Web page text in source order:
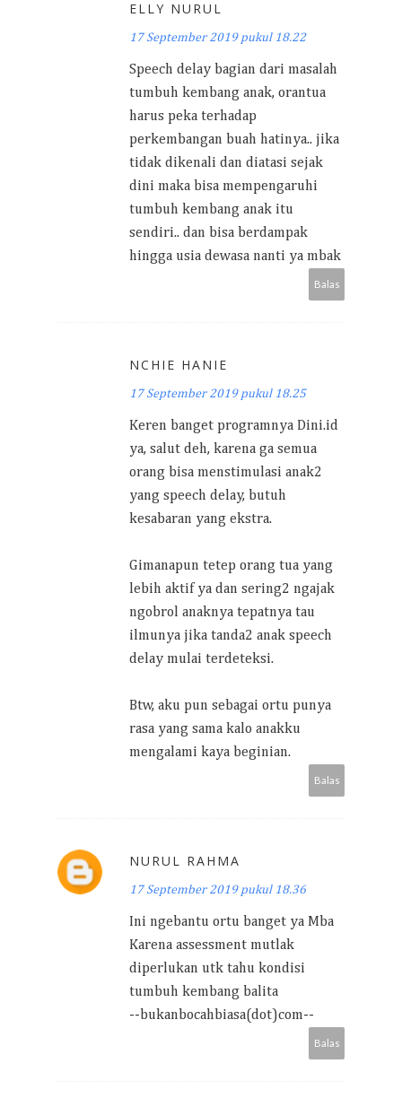
ELLY NURUL
17 September 2019 pukul 18.22
Speech delay bagian dari masalah
tumbuh kembang anak, orantua
harus peka terhadap
perkembangan buah hatinya.. jika
tidak dikenali dan diatasi sejak
dini maka bisa mempengaruhi
tumbuh kembang anak itu
sendiri.. dan bisa berdampak
hingga usia dewasa nanti ya mbak
Balas
NCHIE HANIE
17 September 2019 pukul 18.25
Keren banget programnya Dini.id
ya, salut deh, karena ga semua
orang bisa menstimulasi anak2
yang speech delay, butuh
kesabaran yang ekstra.
Gimanapun tetep orang tua yang
lebih aktif ya dan sering2 ngajak
ngobrol anaknya tepatnya tau
ilmunya jika tanda2 anak speech
delay mulai terdeteksi.
Btw, aku pun sebagai ortu punya
rasa yang sama kalo anakku
mengalami kaya beginian.
Balas
NURUL RAHMA
17 September 2019 pukul 18.36
Ini ngebantu ortu banget ya Mba
Karena assessment mutlak
diperlukan utk tahu kondisi
tumbuh kembang balita
--bukanbocahbiasa(dot)com--
Balas